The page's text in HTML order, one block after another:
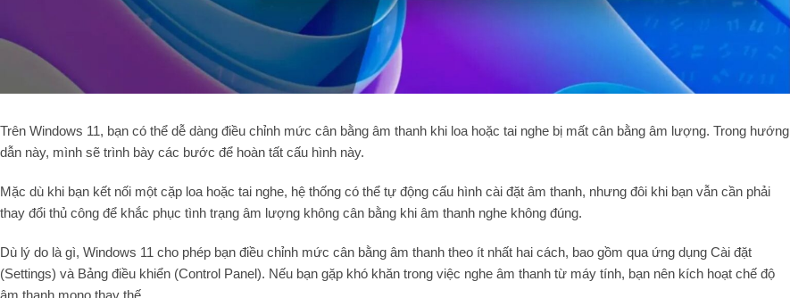
Trên Windows 11, bạn có thể dễ dàng điều chỉnh mức cân bằng âm thanh khi loa hoặc tai nghe bị mất cân bằng âm lượng. Trong hướng
dẫn này, mình sẽ trình bày các bước để hoàn tất cấu hình này.
Mặc dù khi bạn kết nối một cặp loa hoặc tai nghe, hệ thống có thể tự động cấu hình cài đặt âm thanh, nhưng đôi khi bạn vẫn cần phải
thay đổi thủ công để khắc phục tình trạng âm lượng không cân bằng khi âm thanh nghe không đúng.
Dù lý do là gì, Windows 11 cho phép bạn điều chỉnh mức cân bằng âm thanh theo ít nhất hai cách, bao gồm qua ứng dụng Cài đặt
(Settings) và Bảng điều khiển (Control Panel). Nếu bạn gặp khó khăn trong việc nghe âm thanh từ máy tính, bạn nên kích hoạt chế độ
âm thanh mono thay thế.